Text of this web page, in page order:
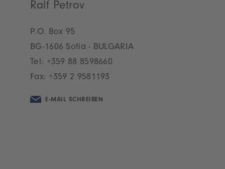
Ralf Petrov
P.O. Box 95
BG-1606 Sofia - BULGARIA
Tel: +359 88 8598660
Fax: +359 2 9581193
E-MAIL SCHREIBEN